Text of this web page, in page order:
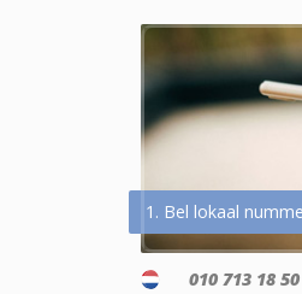
1. Bel lokaal
010 713 18 50